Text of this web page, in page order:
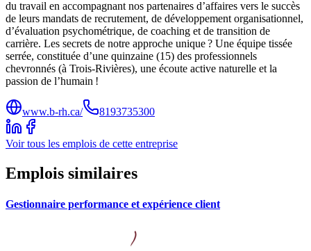
du travail en accompagnant nos partenaires d’affaires vers le succès
de leurs mandats de recrutement, de développement organisationnel,
d’évaluation psychométrique, de coaching et de transition de
carrière. Les secrets de notre approche unique ? Une équipe tissée
serrée, constituée d’une quinzaine (15) des professionnels
chevronnés (à Trois-Rivières), une écoute active naturelle et la
passion de l’humain !
www.b-rh.ca/ 8193735300
Voir tous les emplois de cette entreprise
Emplois similaires
Gestionnaire performance et expérience client